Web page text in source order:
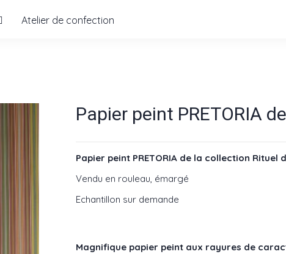
Atelier de confection
Papier peint PRETORIA
Papier peint PRETORIA de la collection Rituel
Vendu en rouleau, émargé
Echantillon sur demande
Magnifique papier peint aux rayures de